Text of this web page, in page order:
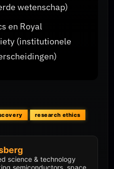
wetenschap)
en Royal
(institutionele
research ethics
science & technology
semiconductors, space